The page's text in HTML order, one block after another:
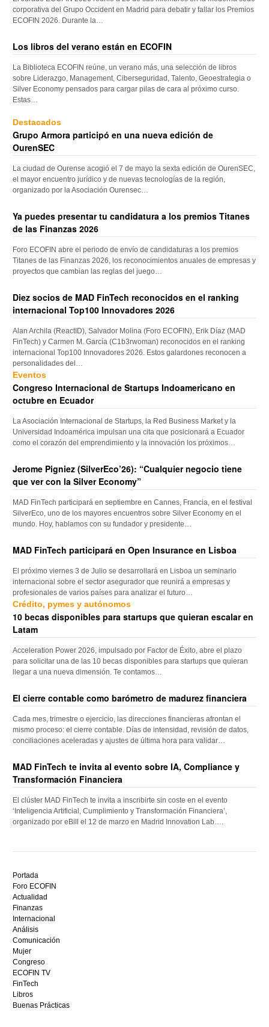
corporativa del Grupo Occident en Madrid para debatir y fallar los Premios
ECOFIN 2026. Durante la…
Los libros del verano están en ECOFIN
La Biblioteca ECOFIN reúne, un verano más, una selección de libros
sobre Liderazgo, Management, Ciberseguridad, Talento, Geoestrategia o
Silver Economy pensados para cargar pilas de cara al próximo curso.
Estas…
Destacados
Grupo Armora participó en una nueva edición de
OurenSEC
La ciudad de Ourense acogió el 7 de mayo la sexta edición de OurenSEC,
el mayor encuentro jurídico y de nuevas tecnologías de la región,
organizado por la Asociación Ourensec…
Ya puedes presentar tu candidatura a los premios Titanes
de las Finanzas 2026
Foro ECOFIN abre el periodo de envío de candidaturas a los premios
Titanes de las Finanzas 2026, los reconocimientos anuales de empresas y
proyectos que cambian las reglas del juego…
Diez socios de MAD FinTech reconocidos en el ranking
internacional Top100 Innovadores 2026
Alan Archila (ReactID), Salvador Molina (Foro ECOFIN), Erik Díaz (MAD
FinTech) y Carmen M. García (C1b3rwoman) reconocidos en el ranking
internacional Top100 Innovadores 2026. Estos galardones reconocen a
personalidades del…
Eventos
Congreso Internacional de Startups Indoamericano en
octubre en Ecuador
La Asociación Internacional de Startups, la Red Business Market y la
Universidad Indoamérica impulsan una cita que posicionará a Ecuador
como el corazón del emprendimiento y la innovación los próximos…
Jerome Pigniez (SilverEco’26): “Cualquier negocio tiene
que ver con la Silver Economy”
MAD FinTech participará en septiembre en Cannes, Francia, en el festival
SilverEco, uno de los mayores encuentros sobre Silver Economy en el
mundo. Hoy, hablamos con su fundador y presidente…
MAD FinTech participará en Open Insurance en Lisboa
El próximo viernes 3 de Julio se desarrollará en Lisboa un seminario
internacional sobre el sector asegurador que reunirá a empresas y
profesionales de varios países para analizar el futuro…
Crédito, pymes y autónomos
10 becas disponibles para startups que quieran escalar en
Latam
Acceleration Power 2026, impulsado por Factor de Éxito, abre el plazo
para solicitar una de las 10 becas disponibles para startups que quieran
llegar a una nueva dimensión. Te contamos…
El cierre contable como barómetro de madurez financiera
Cada mes, trimestre o ejercicio, las direcciones financieras afrontan el
mismo proceso: el cierre contable. Días de intensidad, revisión de datos,
conciliaciones aceleradas y ajustes de última hora para validar…
MAD FinTech te invita al evento sobre IA, Compliance y
Transformación Financiera
El clúster MAD FinTech te invita a inscribirte sin coste en el evento
‘Inteligencia Artificial, Cumplimiento y Transformación Financiera’,
organizado por eBill el 12 de marzo en Madrid Innovation Lab….
mejor
bono
sin
depósito
casino
en
España,
visita
este
sitio
restaurantedonmauro.es
y
Portada
Foro ECOFIN
Actualidad
Finanzas
Internacional
Análisis
Comunicación
Mujer
Congreso
ECOFIN TV
FinTech
Libros
Buenas Prácticas